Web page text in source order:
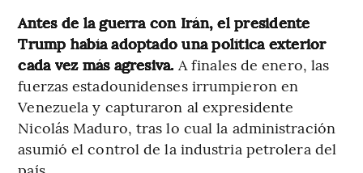
Antes de la guerra con Irán, el presidente
Trump había adoptado una política exterior
cada vez más agresiva. A finales de enero, las
fuerzas estadounidenses irrumpieron en
Venezuela y capturaron al expresidente
Nicolás Maduro, tras lo cual la administración
asumió el control de la industria petrolera del